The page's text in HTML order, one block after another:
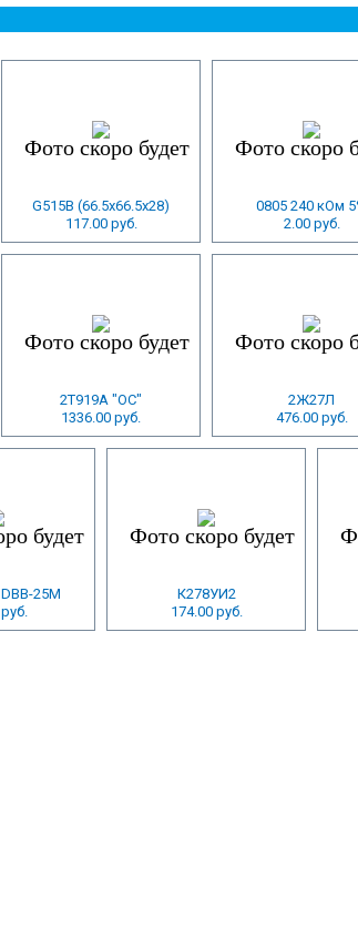
G515B (66.5x66.5x28)
117.00 руб.
0805 240 кОм
2.00 руб.
2Т919А "ОС"
1336.00 руб.
2Ж27Л
476.00 руб.
25M
К278УИ2
174.00 руб.